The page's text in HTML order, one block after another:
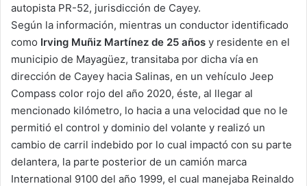
autopista PR-52, jurisdicción de Cayey.
Según la información, mientras un conductor identificado
como Irving Muñiz Martínez de 25 años y residente en el
municipio de Mayagüez, transitaba por dicha vía en
dirección de Cayey hacia Salinas, en un vehículo Jeep
Compass color rojo del año 2020, éste, al llegar al
mencionado kilómetro, lo hacia a una velocidad que no le
permitió el control y dominio del volante y realizó un
cambio de carril indebido por lo cual impactó con su parte
delantera, la parte posterior de un camión marca
International 9100 del año 1999, el cual manejaba Reinaldo